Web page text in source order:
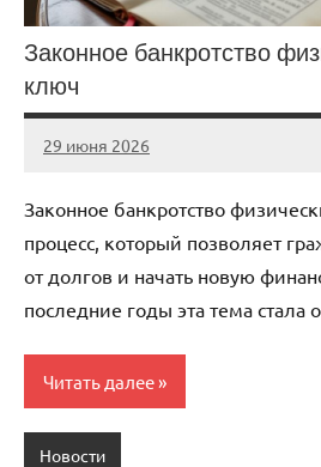
Законное банкротство
ключ
29 июня 2026
Avtor
Нет
Законное банкротство
процесс, который позволяет
от долгов и начать новую
последние годы эта тема стала
Читать далее
Новости